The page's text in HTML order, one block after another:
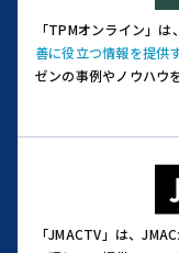
「TPMオンライン」
善に役立つ情報を提供
ゼンの事例やノウハウ
「JMACTV」は、